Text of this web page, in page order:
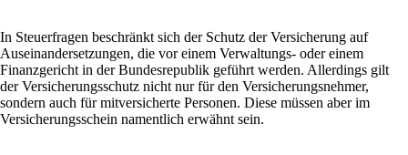
In Steuerfragen beschränkt sich der Schutz der Versicherung auf
Auseinandersetzungen, die vor einem Verwaltungs- oder einem
Finanzgericht in der Bundesrepublik geführt werden. Allerdings gilt
der Versicherungsschutz nicht nur für den Versicherungsnehmer,
sondern auch für mitversicherte Personen. Diese müssen aber im
Versicherungsschein namentlich erwähnt sein.